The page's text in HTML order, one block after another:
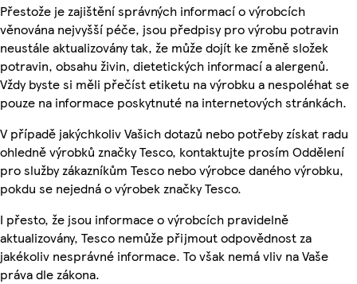
Přestože je zajištění správných informací o výrobcích
věnována nejvyšší péče, jsou předpisy pro výrobu potravin
neustále aktualizovány tak, že může dojít ke změně složek
potravin, obsahu živin, dietetických informací a alergenů.
Vždy byste si měli přečíst etiketu na výrobku a nespoléhat se
pouze na informace poskytnuté na internetových stránkách.
V případě jakýchkoliv Vašich dotazů nebo potřeby získat radu
ohledně výrobků značky Tesco, kontaktujte prosím Oddělení
pro služby zákazníkům Tesco nebo výrobce daného výrobku,
pokdu se nejedná o výrobek značky Tesco.
I přesto, že jsou informace o výrobcích pravidelně
aktualizovány, Tesco nemůže přijmout odpovědnost za
jakékoliv nesprávné informace. To však nemá vliv na Vaše
práva dle zákona.